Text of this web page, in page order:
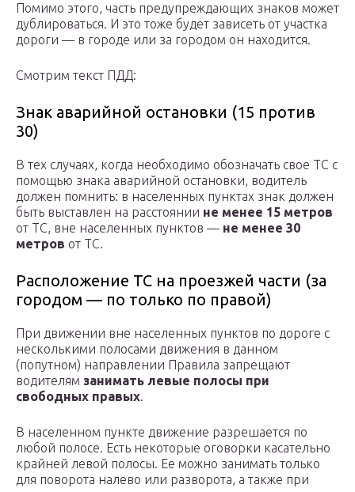
Помимо этого, часть предупреждающих знаков может
дублироваться. И это тоже будет зависеть от участка
дороги — в городе или за городом он находится.
Смотрим текст ПДД:
Знак аварийной остановки (15 против
30)
В тех случаях, когда необходимо обозначать свое ТС с
помощью знака аварийной остановки, водитель
должен помнить: в населенных пунктах знак должен
быть выставлен на расстоянии не менее 15 метров
от ТС, вне населенных пунктов — не менее 30
метров от ТС.
Расположение ТС на проезжей части (за
городом — по только по правой)
При движении вне населенных пунктов по дороге с
несколькими полосами движения в данном
(попутном) направлении Правила запрещают
водителям занимать левые полосы при
свободных правых.
В населенном пункте движение разрешается по
любой полосе. Есть некоторые оговорки касательно
крайней левой полосы. Ее можно занимать только
для поворота налево или разворота, а также при